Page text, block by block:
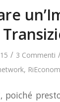
/ 3 Commenti
,